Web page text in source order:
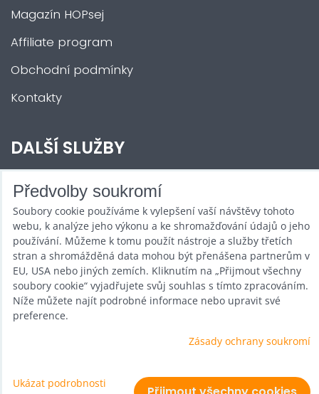
Magazín HOPsej
Affiliate program
Obchodní podmínky
Kontakty
DALŠÍ SLUŽBY
Zábava na Vaši akci
Půjčovna
Promotéři
Kurzy a setkání
Velkoobchod
Nabídka práce
Předvolby soukromí Zásady ochrany soukromí
Předvolby soukromí
Soubory cookie používáme k vylepšení vaší návštěvy tohoto
webu, k analýze jeho výkonu a ke shromažďování údajů o jeho
používání. Můžeme k tomu použít nástroje a služby třetích
stran a shromážděná data mohou být přenášena partnerům v
EU, USA nebo jiných zemích. Kliknutím na „Přijmout všechny
soubory cookie“ vyjadřujete svůj souhlas s tímto zpracováním.
Níže můžete najít podrobné informace nebo upravit své
preference.
Zásady ochrany soukromí
Ukázat podrobnosti